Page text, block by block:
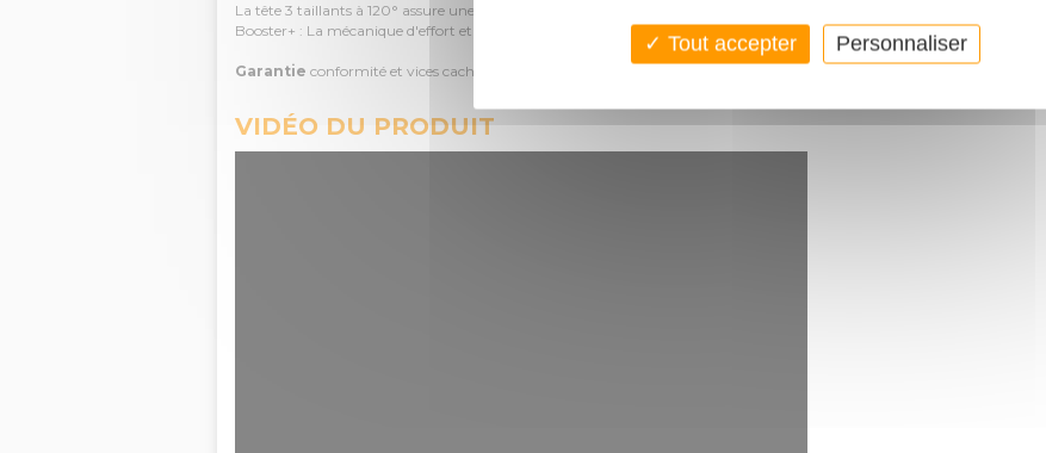
La tête 3 taillants à 120° assure une parfaite concentricité du trou. Permet un maintient du foret dans l'axe
Booster+ : La mécanique d'effort et de contre-effort du foret lui permet de passer tous les obstacles sans se bloquer
Garantie conformité et vices cachés
VIDÉO DU PRODUIT
Tout accepter Personnaliser